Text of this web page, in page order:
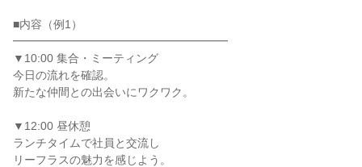
■内容（例1）
━━━━━━━━━━━━━━━━━━━
▼10:00 集合・ミーティング
今日の流れを確認。
新たな仲間との出会いにワクワク。
▼12:00 昼休憩
ランチタイムで社員と交流し
リーフラスの魅力を感じよう。